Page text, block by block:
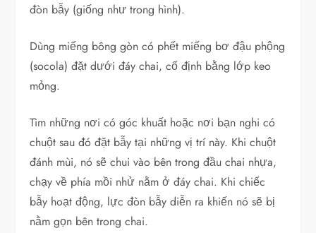
đòn bẫy (giống như trong hình).
Dùng miếng bông gòn có phết miếng bơ đậu phộng
(socola) đặt dưới đáy chai, cố định bằng lớp keo
mỏng.
Tìm những nơi có góc khuất hoặc nơi bạn nghi có
chuột sau đó đặt bẫy tại những vị trí này. Khi chuột
đánh mùi, nó sẽ chui vào bên trong đầu chai nhựa,
chạy về phía mồi nhử nằm ở đáy chai. Khi chiếc
bẫy hoạt động, lực đòn bẫy diễn ra khiến nó sẽ bị
nằm gọn bên trong chai.